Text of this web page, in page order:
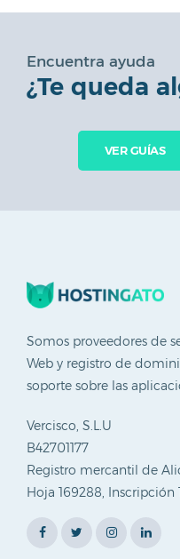
Encuentra ayuda
¿Te queda
VER GUÍAS
Somos proveedores de
Web y registro de
soporte sobre las
Vercisco, S.L.U
B42701177
Registro mercantil de
Hoja 169288, Inscripción